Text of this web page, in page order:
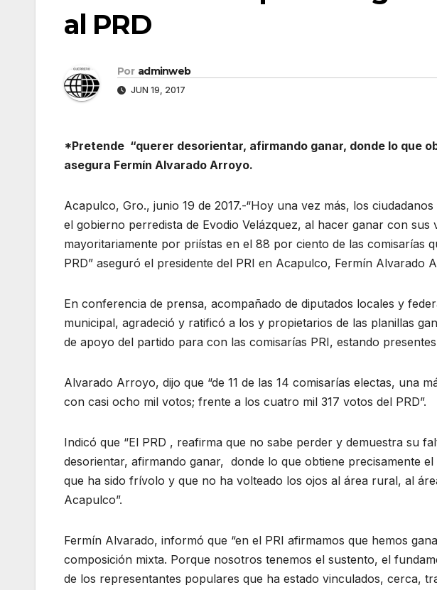
al PRD
Por adminweb
JUN 19, 2017
*Pretende “querer desorientar, afirmando ganar, donde lo que
asegura Fermín Alvarado Arroyo.
Acapulco, Gro., junio 19 de 2017.-“Hoy una vez más, los
el gobierno perredista de Evodio Velázquez, al hacer ganar con sus
mayoritariamente por priístas en el 88 por ciento de las comisarías
PRD” aseguró el presidente del PRI en Acapulco, Fermín Alvarado
En conferencia de prensa, acompañado de diputados locales y
municipal, agradeció y ratificó a los y propietarios de las planillas
de apoyo del partido para con las comisarías PRI, estando
Alvarado Arroyo, dijo que “de 11 de las 14 comisarías electas, una
con casi ocho mil votos; frente a los cuatro mil 317 votos del PRD”.
Indicó que “El PRD , reafirma que no sabe perder y demuestra su
desorientar, afirmando ganar, donde lo que obtiene precisamente
que ha sido frívolo y que no ha volteado los ojos al área rural, al
Acapulco”.
Fermín Alvarado, informó que “en el PRI afirmamos que hemos
composición mixta. Porque nosotros tenemos el sustento, el
de los representantes populares que ha estado vinculados, cerca,